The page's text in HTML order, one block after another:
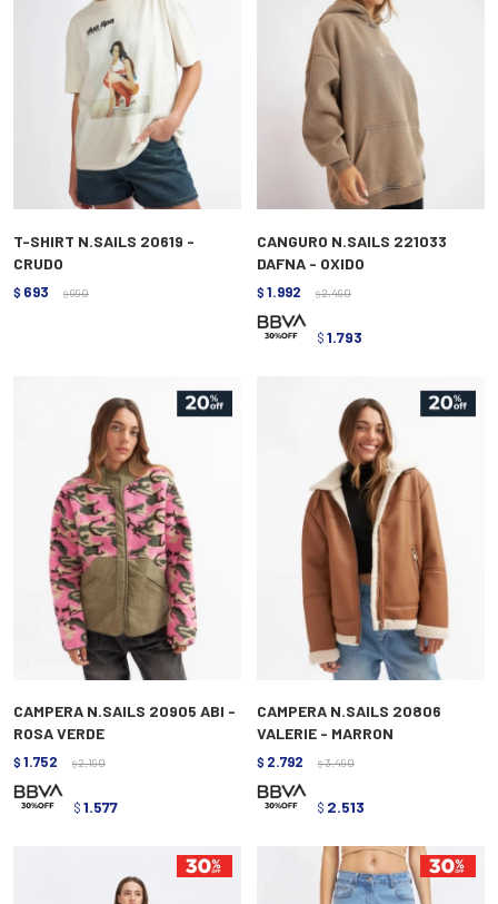
T-SHIRT N.SAILS 20619 -
CRUDO
$ 693 $ 990
CANGURO N.SAILS 221033
DAFNA - OXIDO
$ 1.992 $ 2.490
$ 1.793
CAMPERA N.SAILS 20905 ABI -
ROSA VERDE
$ 1.752 $ 2.190
$ 1.577
CAMPERA N.SAILS 20806
VALERIE - MARRON
$ 2.792 $ 3.490
$ 2.513